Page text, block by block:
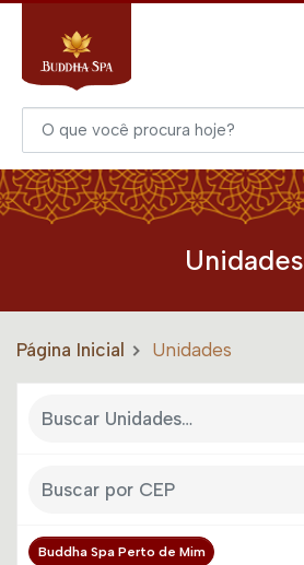
Unidades
Página Inicial Unidades
Buddha Spa Perto de Mim